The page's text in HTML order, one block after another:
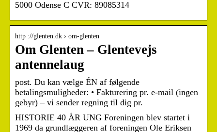
5000 Odense C CVR: 89085314
http ://glenten.dk › om-glenten
Om Glenten – Glentevejs
antennelaug
post. Du kan vælge ÉN af følgende
betalingsmuligheder: • Fakturering pr. e-mail (ingen
gebyr) – vi sender regning til dig pr.
HISTORIE 40 ÅR UNG Foreningen blev startet i
1969 da grundlæggeren af foreningen Ole Eriksen